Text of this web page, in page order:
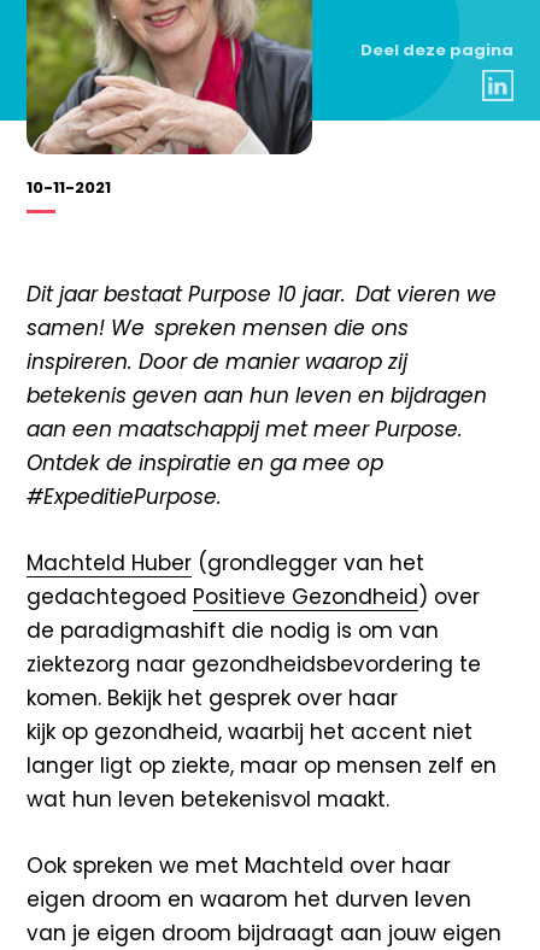
Deel deze pagina
10-11-2021
Dit jaar bestaat Purpose 10 jaar. Dat vieren we
samen! We spreken mensen die ons
inspireren. Door de manier waarop zij
betekenis geven aan hun leven en bijdragen
aan een maatschappij met meer Purpose.
Ontdek de inspiratie en ga mee op
#ExpeditiePurpose.
Machteld Huber (grondlegger van het
gedachtegoed Positieve Gezondheid) over
de paradigmashift die nodig is om van
ziektezorg naar gezondheidsbevordering te
komen. Bekijk het gesprek over haar
kijk op gezondheid, waarbij het accent niet
langer ligt op ziekte, maar op mensen zelf en
wat hun leven betekenisvol maakt.
Ook spreken we met Machteld over haar
eigen droom en waarom het durven leven
van je eigen droom bijdraagt aan jouw eigen